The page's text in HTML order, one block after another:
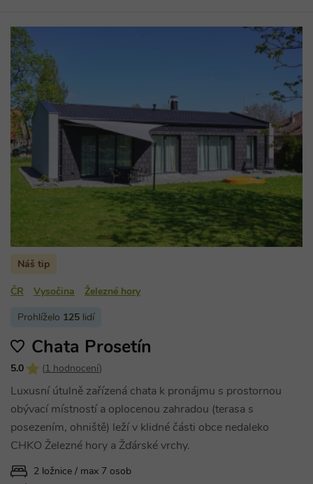
Náš tip
ČR Vysočina Železné hory
Prohlíželo 125 lidí
Chata Prosetín
5.0 (1 hodnocení )
Luxusní útulně zařízená chata k pronájmu s prostornou
obývací místností a oplocenou zahradou (terasa s
posezením, ohniště) leží v klidné části obce nedaleko
CHKO Železné hory a Žďárské vrchy.
2 ložnice / max 7 osob